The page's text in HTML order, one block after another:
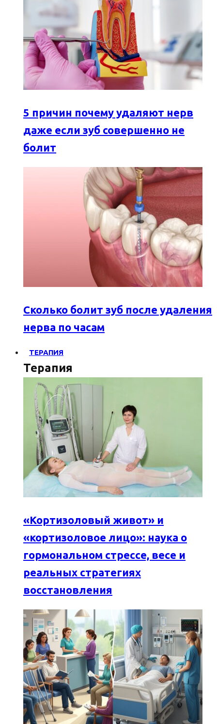
5 причин почему удаляют нерв
даже если зуб совершенно не
болит
Сколько болит зуб после удаления
нерва по часам
ТЕРАПИЯ
Терапия
«Кортизоловый живот» и
«кортизоловое лицо»: наука о
гормональном стрессе, весе и
реальных стратегиях
восстановления